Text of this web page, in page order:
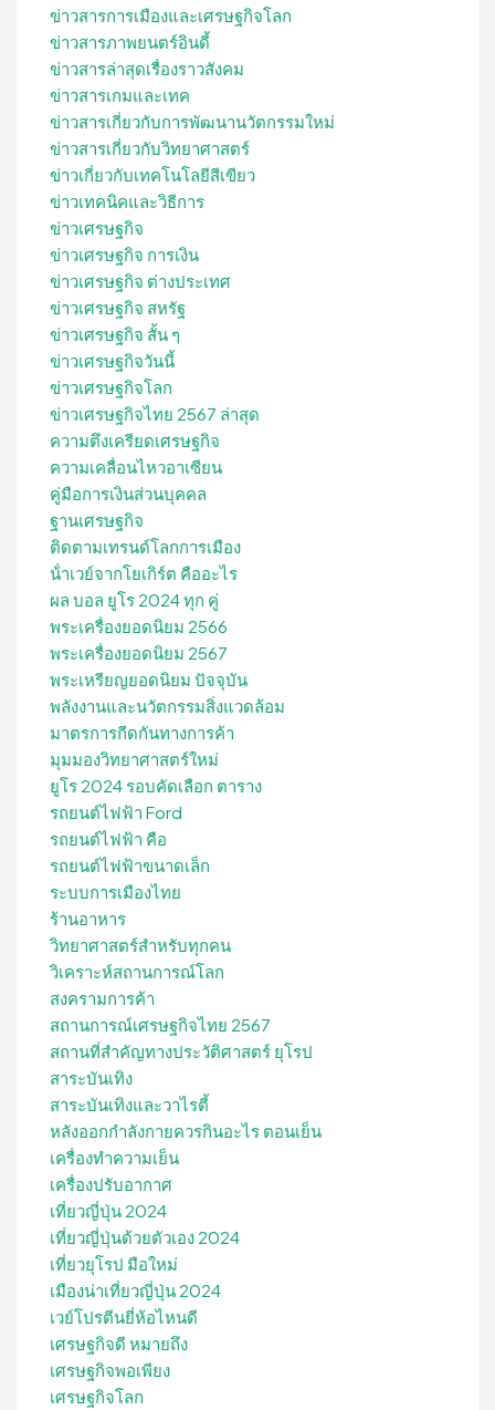
ข่าวสารการเมืองและเศรษฐกิจโลก
ข่าวสารภาพยนตร์อินดี้
ข่าวสารล่าสุดเรื่องราวสังคม
ข่าวสารเกมและเทค
ข่าวสารเกี่ยวกับการพัฒนานวัตกรรมใหม่
ข่าวสารเกี่ยวกับวิทยาศาสตร์
ข่าวเกี่ยวกับเทคโนโลยีสีเขียว
ข่าวเทคนิคและวิธีการ
ข่าวเศรษฐกิจ
ข่าวเศรษฐกิจ การเงิน
ข่าวเศรษฐกิจ ต่างประเทศ
ข่าวเศรษฐกิจ สหรัฐ
ข่าวเศรษฐกิจ สั้น ๆ
ข่าวเศรษฐกิจวันนี้
ข่าวเศรษฐกิจโลก
ข่าวเศรษฐกิจไทย 2567 ล่าสุด
ความตึงเครียดเศรษฐกิจ
ความเคลื่อนไหวอาเซียน
คู่มือการเงินส่วนบุคคล
ฐานเศรษฐกิจ
ติดตามเทรนด์โลกการเมือง
น้ําเวย์จากโยเกิร์ต คืออะไร
ผล บอล ยูโร 2024 ทุก คู่
พระเครื่องยอดนิยม 2566
พระเครื่องยอดนิยม 2567
พระเหรียญยอดนิยม ปัจจุบัน
พลังงานและนวัตกรรมสิ่งแวดล้อม
มาตรการกีดกันทางการค้า
มุมมองวิทยาศาสตร์ใหม่
ยูโร 2024 รอบคัดเลือก ตาราง
รถยนต์ไฟฟ้า Ford
รถยนต์ไฟฟ้า คือ
รถยนต์ไฟฟ้าขนาดเล็ก
ระบบการเมืองไทย
ร้านอาหาร
วิทยาศาสตร์สำหรับทุกคน
วิเคราะห์สถานการณ์โลก
สงครามการค้า
สถานการณ์เศรษฐกิจไทย 2567
สถานที่สําคัญทางประวัติศาสตร์ ยุโรป
สาระบันเทิง
สาระบันเทิงและวาไรตี้
หลังออกกําลังกายควรกินอะไร ตอนเย็น
เครื่องทำความเย็น
เครื่องปรับอากาศ
เที่ยวญี่ปุ่น 2024
เที่ยวญี่ปุ่นด้วยตัวเอง 2024
เที่ยวยุโรป มือใหม่
เมืองน่าเที่ยวญี่ปุ่น 2024
เวย์โปรตีนยี่ห้อไหนดี
เศรษฐกิจดี หมายถึง
เศรษฐกิจพอเพียง
เศรษฐกิจโลก